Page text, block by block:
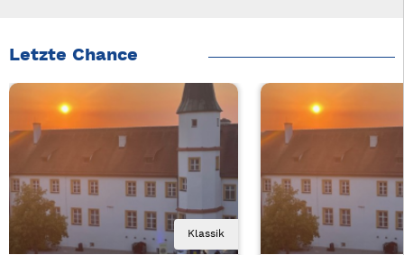
Letzte Chance
Klassik